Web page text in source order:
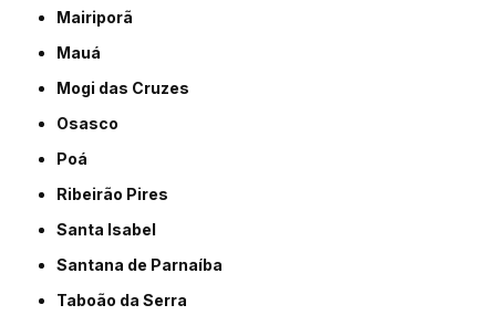
Mairiporã
Mauá
Mogi das Cruzes
Osasco
Poá
Ribeirão Pires
Santa Isabel
Santana de Parnaíba
Taboão da Serra